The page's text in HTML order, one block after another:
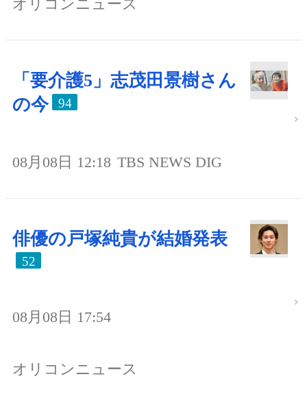
オリコンニュース
「要介護5」志茂田景樹さん
の今
94
08月08日 12:18 TBS NEWS DIG
俳優の戸塚純貴が結婚発表
52
08月08日 17:54
オリコンニュース